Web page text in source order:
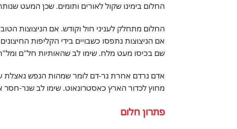
החלום בימינו שקול לאורים ותומים. שכן המעט
החלום מתחלק לעניני חול וקודש. אם הניצוצות
אם הניצוצות נתפסו כשבויים בידי הקליפות
שם בכיסו מעט מלח. שימו לב שהאותיות חל"ם
אדם נרדם אחרת נר-דם לומר שמהות הנפש נאצלת
מחוץ לכדור הארץ כאסטרונאוט. שימו לב שנר-חסר
פתרון חלום